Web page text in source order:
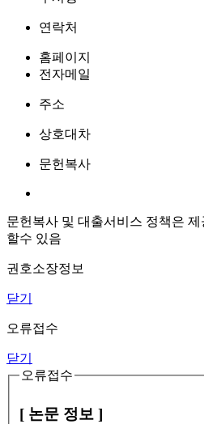
연락처
홈페이지
전자메일
주소
상호대차
문헌복사
문헌복사 및 대출서비스 정책은 제
할수 있음
권호소장정보
닫기
오류접수
닫기
오류접수
[ 논문 정보 ]